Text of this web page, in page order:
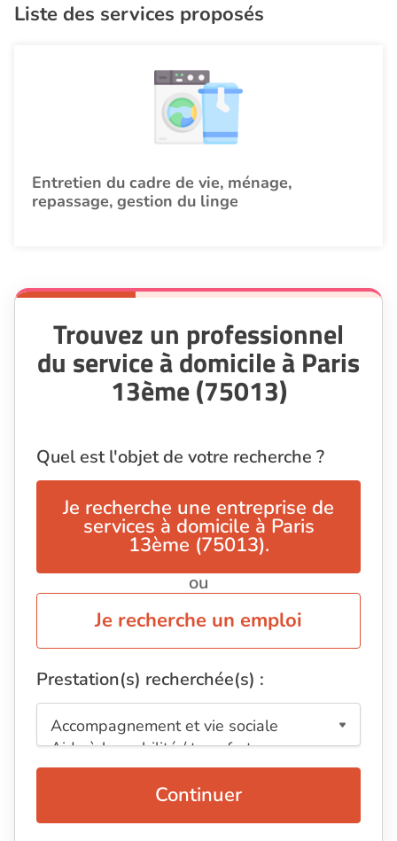
Liste des services proposés
Entretien du cadre de vie, ménage,
repassage, gestion du linge
Trouvez un professionnel
du service à domicile à Paris
13ème (75013)
Quel est l'objet de votre recherche ?
Je recherche une entreprise de
services à domicile à Paris
13ème (75013).
ou
Je recherche un emploi
Prestation(s) recherchée(s) :
Continuer